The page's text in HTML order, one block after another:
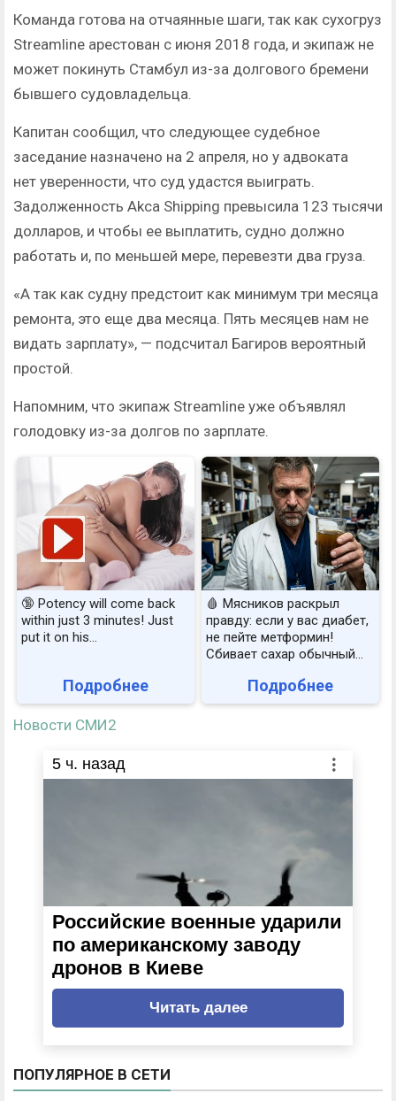
Команда готова на отчаянные шаги, так как сухогруз
Streamline арестован с июня 2018 года, и экипаж не
может покинуть Стамбул из-за долгового бремени
бывшего судовладельца.
Капитан сообщил, что следующее судебное
заседание назначено на 2 апреля, но у адвоката
нет уверенности, что суд удастся выиграть.
Задолженность Akca Shipping превысила 123 тысячи
долларов, и чтобы ее выплатить, судно должно
работать и, по меньшей мере, перевезти два груза.
«А так как судну предстоит как минимум три месяца
ремонта, это еще два месяца. Пять месяцев нам не
видать зарплату», — подсчитал Багиров вероятный
простой.
Напомним, что экипаж Streamline уже объявлял
голодовку из-за долгов по зарплате.
🔞 Potency will come back
within just 3 minutes! Just
put it on his…
Подробнее
🩸 Мясников раскрыл
правду: если у вас диабет,
не пейте метформин!
Сбивает сахар обычный...
Подробнее
Новости СМИ2
5 ч. назад
Российские военные ударили
по американскому заводу
дронов в Киеве
Читать далее
ПОПУЛЯРНОЕ В СЕТИ